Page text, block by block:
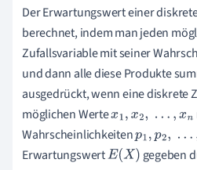
Der Erwartungswert einer
berechnet, indem man jeden
Zufallsvariable mit seiner
und dann alle diese Produkte
ausgedrückt, wenn eine diskrete
möglichen Wertex1,x2,.. x n
Wahrscheinlichkeitenp1,p2,. ., p n
ErwartungswertE(X)
gegeben